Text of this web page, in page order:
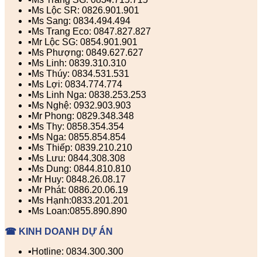
▪️Ms Lộc SR: 0826.901.901
▪️Ms Sang: 0834.494.494
▪️Ms Trang Eco: 0847.827.827
▪️Mr Lộc SG: 0854.901.901
▪️Ms Phượng: 0849.627.627
▪️Ms Linh: 0839.310.310
▪️Ms Thúy: 0834.531.531
▪️Ms Lợi: 0834.774.774
▪️Ms Linh Nga: 0838.253.253
▪️Ms Nghệ: 0932.903.903
▪️Mr Phong: 0829.348.348
▪️Ms Thy: 0858.354.354
▪️Ms Nga: 0855.854.854
▪️Ms Thiếp: 0839.210.210
▪️Ms Lưu: 0844.308.308
▪️Ms Dung: 0844.810.810
▪️Mr Huy: 0848.26.08.17
▪️Mr Phát: 0886.20.06.19
▪️Ms Hạnh:0833.201.201
▪️Ms Loan:0855.890.890
☎ KINH DOANH DỰ ÁN
▪️Hotline: 0834.300.300